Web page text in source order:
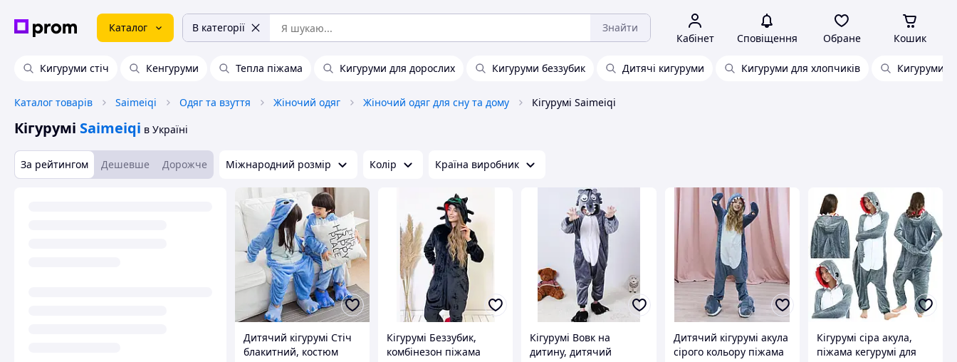
Каталог В категорії Знайти
Кабінет Сповіщення Обране Кошик
Кигуруми стіч Кенгуруми Тепла піжама Кигуруми для дорослих Кигуруми беззубик Дитячі кигуруми Кигуруми для хлопчиків Кигуруми
Каталог товарів Saimeiqi Одяг та взуття Жіночий одяг Жіночий одяг для сну та дому Кігурумі Saimeiqi
Кігурумі Saimeiqi в Україні
За рейтингом Дешевше Дорожче Міжнародний розмір Колір Країна виробник
Дитячий кігурумі Стіч
блакитний, костюм
Кігурумі Беззубик,
комбінезон піжама
Кігурумі Вовк на
дитину, дитячий
Дитячий кігурумі акула
сірого кольору піжама
Кігурумі сіра акула,
піжама кегурумі для